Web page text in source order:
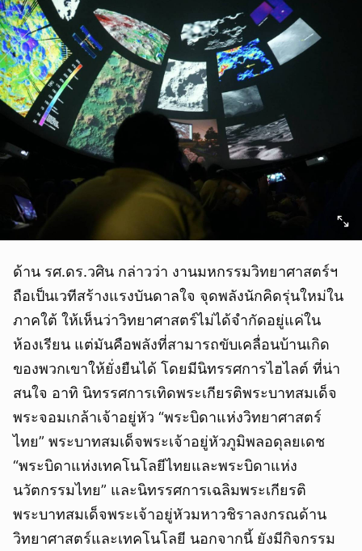
ด้าน รศ.ดร.วศิน กล่าวว่า งานมหกรรมวิทยาศาสตร์ฯ
ถือเป็นเวทีสร้างแรงบันดาลใจ จุดพลังนักคิดรุ่นใหม่ใน
ภาคใต้ ให้เห็นว่าวิทยาศาสตร์ไม่ได้จำกัดอยู่แค่ใน
ห้องเรียน แต่มันคือพลังที่สามารถขับเคลื่อนบ้านเกิด
ของพวกเขาให้ยั่งยืนได้ โดยมีนิทรรศการไฮไลต์ ที่น่า
สนใจ อาทิ นิทรรศการเทิดพระเกียรติพระบาทสมเด็จ
พระจอมเกล้าเจ้าอยู่หัว “พระบิดาแห่งวิทยาศาสตร์
ไทย” พระบาทสมเด็จพระเจ้าอยู่หัวภูมิพลอดุลยเดช
“พระบิดาแห่งเทคโนโลยีไทยและพระบิดาแห่ง
นวัตกรรมไทย” และนิทรรศการเฉลิมพระเกียรติ
พระบาทสมเด็จพระเจ้าอยู่หัวมหาวชิราลงกรณด้าน
วิทยาศาสตร์และเทคโนโลยี นอกจากนี้ ยังมีกิจกรรม